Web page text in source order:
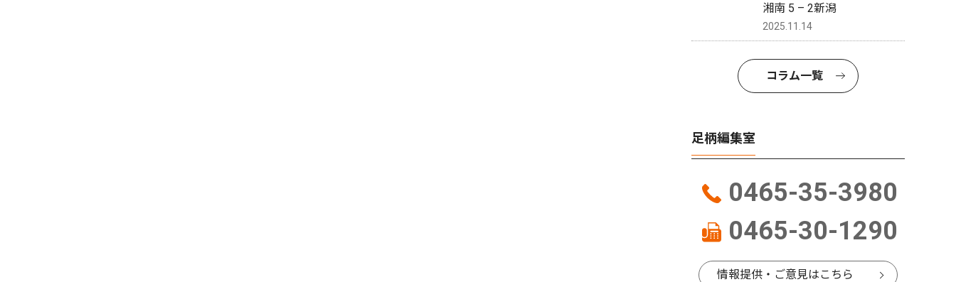
湘南 5 – 2新潟
2025.11.14
コラム一覧
足柄編集室
0465-35-3980
0465-30-1290
情報提供・ご意見はこちら